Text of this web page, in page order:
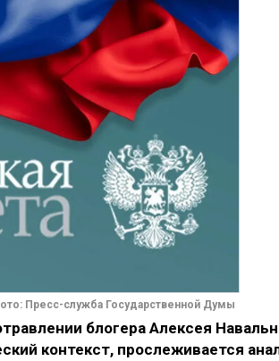
Пресс-служба Государственной Думы
блогера Алексея
контекст, прослеживается